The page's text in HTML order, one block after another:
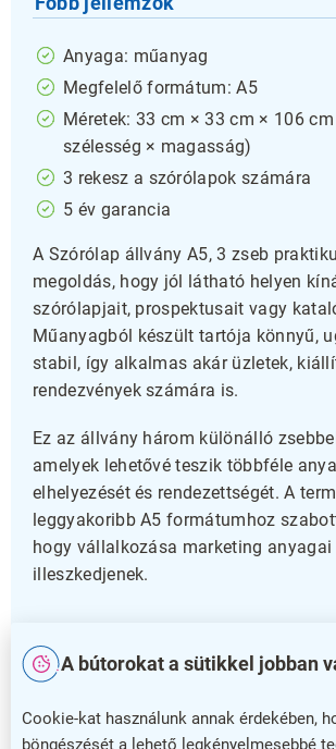
A bútorokat a sütikkel jobban
Cookie-kat használunk annak érdekében,
böngészését a lehető legkényelmesebbé
Anyaga: műanyag
Megfelelő formátum: A5
Méretek: 33 cm × 33 cm × 106
szélesség × magasság)
3 rekesz a szórólapok számára
5 év garancia
A Szórólap állvány A5, 3 zseb
megoldás, hogy jól látható helyen
szórólapjait, prospektusait vagy
Műanyagból készült tartója könnyű,
stabil, így alkalmas akár üzletek,
rendezvények számára is.
Ez az állvány három különálló
amelyek lehetővé teszik többféle
elhelyezését és rendezettségét. A
leggyakoribb A5 formátumhoz
hogy vállalkozása marketing anyagai
illeszkedjenek.
A 5 éves garancia a tartósság
bízhat benne hosszú távon is. Kis
könnyen elhelyezhető, nem foglal